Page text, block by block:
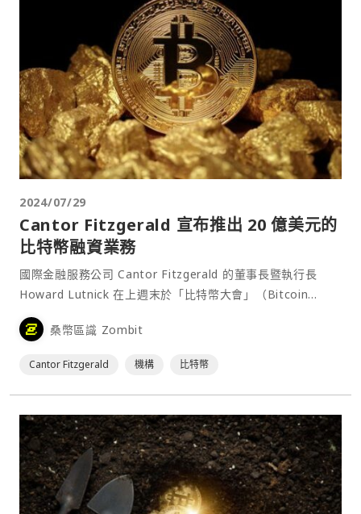
2024/07/29
Cantor Fitzgerald 宣布推出 20 億美元的
比特幣融資業務
國際金融服務公司 Cantor Fitzgerald 的董事長暨執行長
Howard Lutnick 在上週末於「比特幣大會」（Bitcoin
2024）上⋯
桑幣區識 Zombit
Cantor Fitzgerald 機構 比特幣